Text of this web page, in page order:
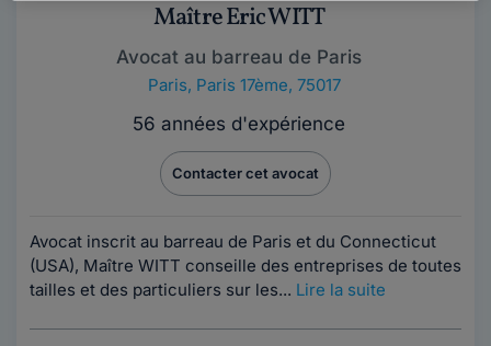
Maître Eric WITT
Avocat au barreau de Paris
Paris, Paris 17ème, 75017
56 années d'expérience
Contacter cet avocat
Avocat inscrit au barreau de Paris et du Connecticut
(USA), Maître WITT conseille des entreprises de toutes
tailles et des particuliers sur les... Lire la suite